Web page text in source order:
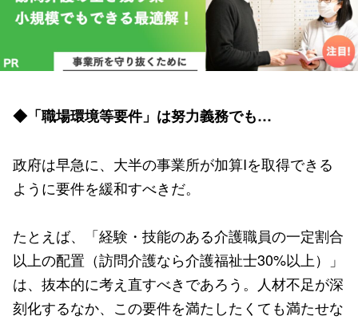
◆「職場環境等要件」は努力義務でも…
政府は早急に、大半の事業所が加算Iを取得できる
ように要件を緩和すべきだ。
たとえば、「経験・技能のある介護職員の一定割合
以上の配置（訪問介護なら介護福祉士30%以上）」
は、抜本的に考え直すべきであろう。人材不足が深
刻化するなか、この要件を満たしたくても満たせな